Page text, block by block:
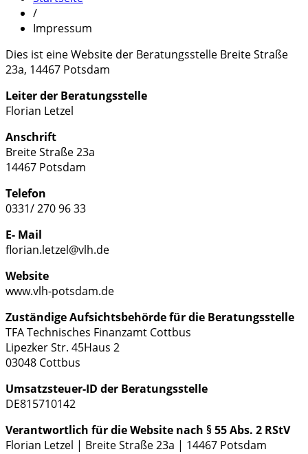
/
Impressum
Dies ist eine Website der Beratungsstelle Breite Straße
23a, 14467 Potsdam
Leiter der Beratungsstelle
Florian Letzel
Anschrift
Breite Straße 23a
14467 Potsdam
Telefon
0331/ 270 96 33
E- Mail
florian.letzel@vlh.de
Website
www.vlh-potsdam.de
Zuständige Aufsichtsbehörde für die Beratungsstelle
TFA Technisches Finanzamt Cottbus
Lipezker Str. 45Haus 2
03048 Cottbus
Umsatzsteuer-ID der Beratungsstelle
DE815710142
Verantwortlich für die Website nach § 55 Abs. 2 RStV
Florian Letzel | Breite Straße 23a | 14467 Potsdam